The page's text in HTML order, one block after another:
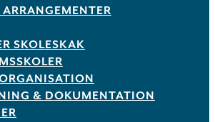
SKOLESKAK
& DOKUMENTATION